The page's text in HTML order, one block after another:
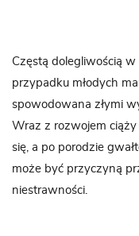
Częstą dolegliwością
przypadku młodych
spowodowana złymi
Wraz z rozwojem
się, a po porodzie
może być przyczyną
niestrawności.